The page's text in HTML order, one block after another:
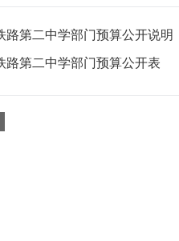
路第二中学部门预算公开说明
路第二中学部门预算公开表